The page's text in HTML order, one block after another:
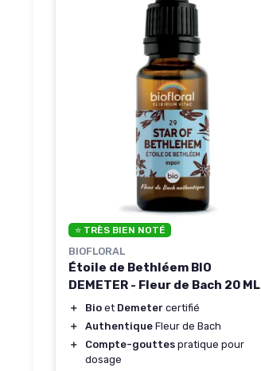
⭐ TRÈS BIEN NOTÉ
BIOFLORAL
Étoile de Bethléem BIO
DEMETER - Fleur de Bach 20 ML
＋ Bio et Demeter certifié
＋
Authentique Fleur de Bach
＋
Compte-gouttes pratique pour
dosage